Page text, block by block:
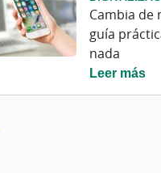
Cambia de
guía
nada
Leer más